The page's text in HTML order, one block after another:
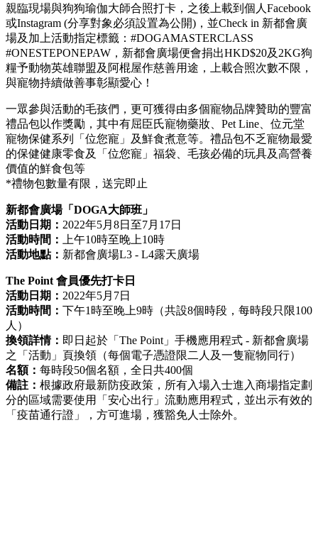
親臨現場與狗狗瑜伽大師合照打卡，之後上載到個人Facebook
或Instagram (分享對象必須設置為公開)，並Check in 新都會廣
場及加上活動指定標籤：#DOGAMASTERCLASS
#ONESTEPONEPAW，新都會廣場便會捐出HKD$20及2KG狗
糧予動物英雄聯盟及阿棍屋作慈善用途，上載合照次數不限，
與寵物持續做善事彰顯愛心！
一眾參與活動的毛孩們，更可獲得由多個寵物品牌贊助的豐富
禮品包以作獎勵，其中有屈臣氏寵物藥妝、Pet Line、位元堂
寵物保健系列「位您寵」及鮮食煮意等。禮品包不乏寵物最愛
的保健健康零食及「位您寵」福袋、毛孩必備的玩具及高營養
價值的鮮食包等
*禮物包數量有限，送完即止
新都會廣場「DOGA大師班」
活動日期： 2022年5月8日至7月17日
活動時間：
上午10時至晚上10時
活動地點： 新都會廣場L3 - L4露天廣場
The Point 會員優先打卡日
活動日期： 2022年5月7日
活動時間： 下午1時至晚上9時（共設8個時段，每時段只限100
人）
換領詳情： 即日起於「The Point」手機應用程式 - 新都會廣場
之「活動」頁換領（每個電子憑證限二人及一隻寵物同行）
名額： 每時段50個名額，全日共400個
備註： 根據政府最新防疫政策，所有入場入士進入商場指定劃
分的區域需要使用「安心出行」流動應用程式，並出示有效的
「疫苗通行證」，方可進場，獲豁免人士除外。